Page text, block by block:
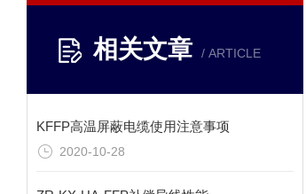
相关文章 / ARTICLE
KFFP高温屏蔽电缆使用注意事项
2020-10-28